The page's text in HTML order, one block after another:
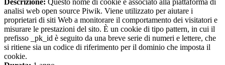
Descrizione: Questo nome di cookie è associato alla piattaforma di
analisi web open source Piwik. Viene utilizzato per aiutare i
proprietari di siti Web a monitorare il comportamento dei visitatori e
misurare le prestazioni del sito. È un cookie di tipo pattern, in cui il
prefisso _pk_id è seguito da una breve serie di numeri e lettere, che
si ritiene sia un codice di riferimento per il dominio che imposta il
cookie.